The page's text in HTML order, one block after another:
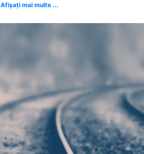
Afișați mai multe ...